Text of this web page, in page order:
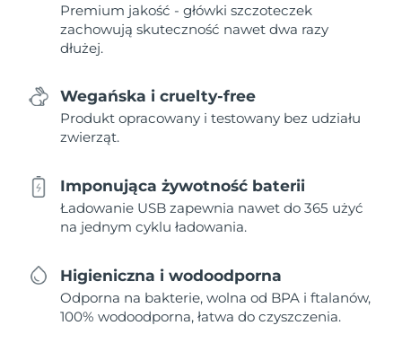
Premium jakość - główki szczoteczek
zachowują skuteczność nawet dwa razy
dłużej.
Wegańska i cruelty-free
Produkt opracowany i testowany bez udziału
zwierząt.
Imponująca żywotność baterii
Ładowanie USB zapewnia nawet do 365 użyć
na jednym cyklu ładowania.
Higieniczna i wodoodporna
Odporna na bakterie, wolna od BPA i ftalanów,
100% wodoodporna, łatwa do czyszczenia.